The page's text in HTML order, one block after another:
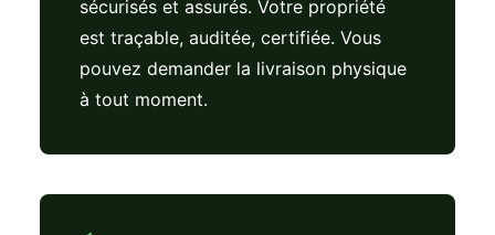
sécurisés et assurés. Votre propriété
est traçable, auditée, certifiée. Vous
pouvez demander la livraison physique
à tout moment.